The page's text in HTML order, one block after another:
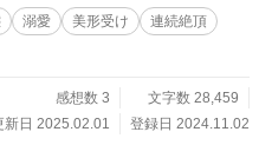
を詰め込んだような内容です！ お
が湧いてきたときに不定期更新する
イキ地獄でフレイスがとことん責め
うランギールをお許しください。
溺愛 美形受け
連続絶頂
感想数 3
文字数 28,459
新日 2025.02.01
登録日 2024.11.02